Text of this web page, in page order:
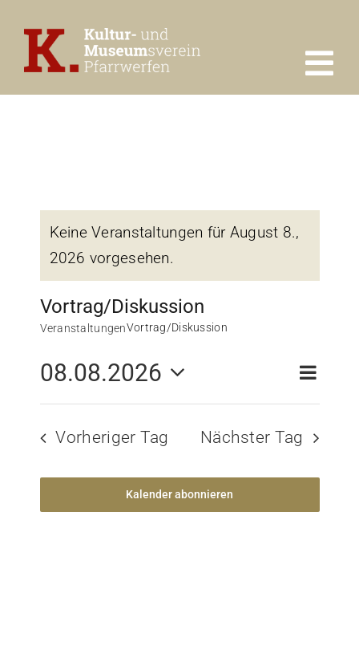
Inhalt
springen
Galerie
Kontakt
Keine Veranstaltungen für August 8.,
2026 vorgesehen.
Vortrag/Diskussion
VeranstaltungenVortrag/Diskussion
und
Suche
Tag
08.08.2026
Datum
wählen.
Vorheriger Tag Nächster Tag
Kalender abonnieren